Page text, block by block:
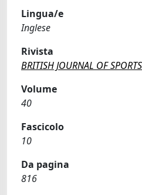
Lingua/e
Inglese
Rivista
BRITISH JOURNAL OF
Volume
40
Fascicolo
10
Da pagina
816